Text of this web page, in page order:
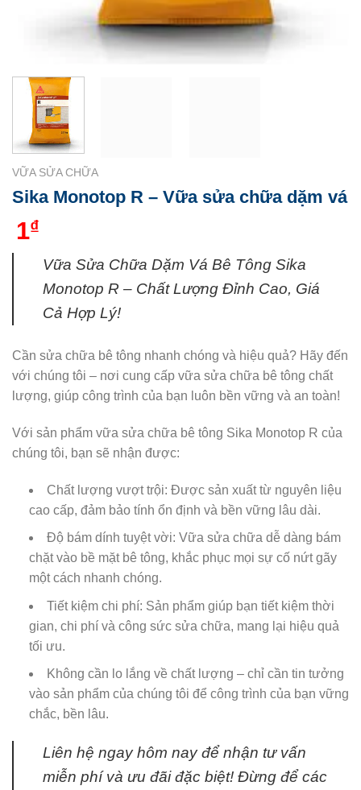
VỮA SỬA CHỮA
Sika Monotop R – Vữa sửa chữa dặm vá
1₫
Vữa Sửa Chữa Dặm Vá Bê Tông Sika
Monotop R – Chất Lượng Đỉnh Cao, Giá
Cả Hợp Lý!
Cần sửa chữa bê tông nhanh chóng và hiệu quả? Hãy đến
với chúng tôi – nơi cung cấp vữa sửa chữa bê tông chất
lượng, giúp công trình của bạn luôn bền vững và an toàn!
Với sản phẩm vữa sửa chữa bê tông Sika Monotop R của
chúng tôi, bạn sẽ nhận được:
Chất lượng vượt trội: Được sản xuất từ nguyên liệu
cao cấp, đảm bảo tính ổn định và bền vững lâu dài.
Độ bám dính tuyệt vời: Vữa sửa chữa dễ dàng bám
chặt vào bề mặt bê tông, khắc phục mọi sự cố nứt gãy
một cách nhanh chóng.
Tiết kiệm chi phí: Sản phẩm giúp bạn tiết kiệm thời
gian, chi phí và công sức sửa chữa, mang lại hiệu quả
tối ưu.
Không cần lo lắng về chất lượng – chỉ cần tin tưởng
vào sản phẩm của chúng tôi để công trình của bạn vững
chắc, bền lâu.
Liên hệ ngay hôm nay để nhận tư vấn
miễn phí và ưu đãi đặc biệt! Đừng để các